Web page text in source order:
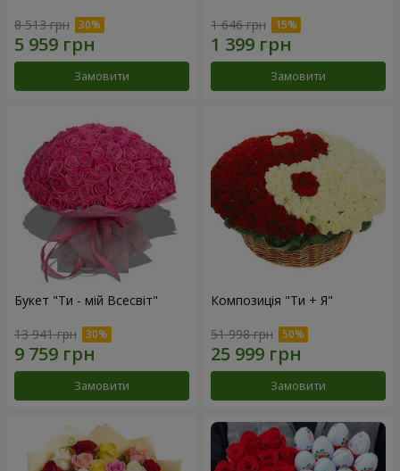
8 513 грн
Замовити
1 646 грн
Замовити
Букет "Ти - мій Всесвіт"
13 941 грн
Замовити
Композиція "Ти + Я"
51 998 грн
Замовити